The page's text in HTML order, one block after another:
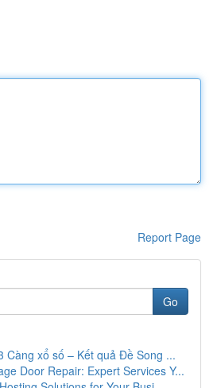
Report Page
Go
Càng xổ số – Kết quả Đề Song ...
Door Repair: Expert Services Y...